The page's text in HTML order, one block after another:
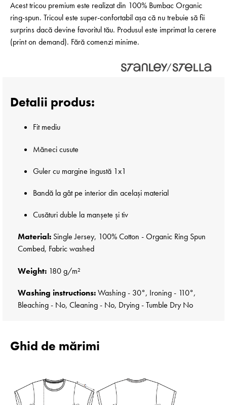
Acest tricou premium este realizat din 100% Bumbac Organic
ring-spun. Tricoul este super-confortabil așa că nu trebuie să fii
surprins dacă devine favoritul tău. Produsul este imprimat la cerere
(print on demand). Fără comenzi minime.
Detalii produs:
Fit mediu
Măneci cusute
Guler cu margine îngustă 1x1
Bandă la gât pe interior din același material
Cusături duble la manșete și tiv
Material: Single Jersey, 100% Cotton - Organic Ring Spun
Combed, Fabric washed
Weight: 180 g/m²
Washing instructions:Washing - 30°, Ironing - 110°,
Bleaching - No, Cleaning - No, Drying - Tumble Dry No
Ghid de mărimi